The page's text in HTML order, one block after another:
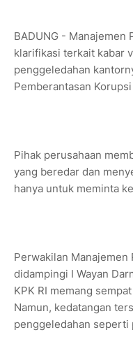
BADUNG - Manajemen
klarifikasi terkait kabar
penggeledahan
Pemberantasan Korupsi
Pihak perusahaan
yang beredar dan
hanya untuk meminta
Perwakilan Manajemen
didampingi I Wayan
KPK RI memang
Namun, kedatangan
penggeledahan seperti